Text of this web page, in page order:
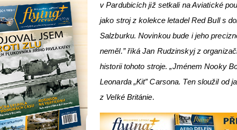
v Pardubicích již setkali na Aviatické
jako stroj z kolekce letadel Red Bull s
Salzburku. Novinkou bude i jeho
neměl.” říká Jan Rudzinskyj z
historii tohoto stroje. „Jménem Nooky
Leonarda „Kit” Carsona. Ten sloužil od
z Velké Británie.